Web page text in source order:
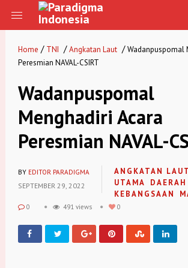
Home / TNI / Angkatan Laut / Wadanpuspomal
Peresmian NAVAL-CSIRT
Wadanpuspomal
Menghadiri Acara
Peresmian NAVAL-
BY EDITOR PARADIGMA
SEPTEMBER 29, 2022
ANGKATAN LAUT
UTAMA
DAERAH
KEBANGSAAN
0 491 views 0